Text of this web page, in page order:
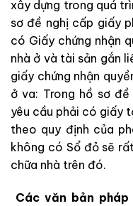
xây dựng trong quá
sơ đề nghị cấp giấy
có Giấy chứng nhận
nhà ở và tài sản gắn
giấy chứng nhận
ở va: Trong hồ sơ
yêu cầu phải có giấy
theo quy định của
không có Sổ đỏ sẽ
chữa nhà trên đó.
Các văn bản